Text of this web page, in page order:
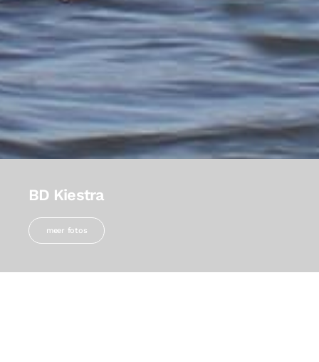
BD Kiestra
meer fotos